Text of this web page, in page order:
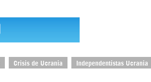
Crisis de Ucrania Independentistas Ucrania